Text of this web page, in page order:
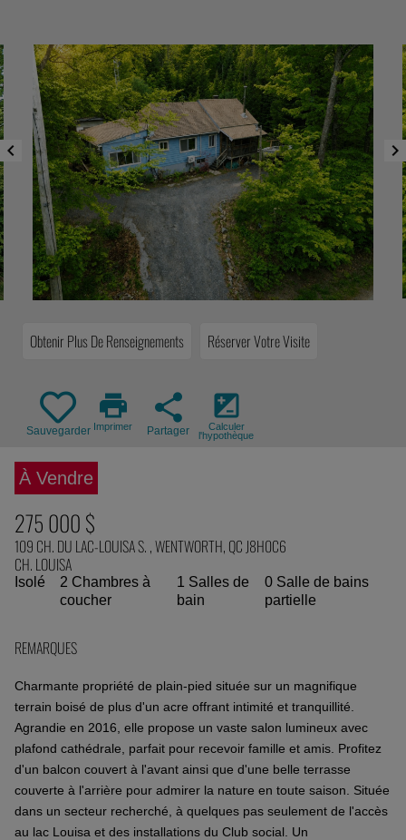
chevron_left chevron_right
Obtenir Plus De Renseignements Réserver Votre Visite
Sauvegarder
print
Imprimer
share
Partager
iso
Calculer
l'hypothèque
À Vendre
275 000 $
109 CH. DU LAC-LOUISA S. , WENTWORTH, QC J8H0C6
CH. LOUISA
Isolé
2 Chambres à
coucher
1 Salles de
bain
0 Salle de bains
partielle
REMARQUES
Charmante propriété de plain-pied située sur un magnifique
terrain boisé de plus d'un acre offrant intimité et tranquillité.
Agrandie en 2016, elle propose un vaste salon lumineux avec
plafond cathédrale, parfait pour recevoir famille et amis. Profitez
d'un balcon couvert à l'avant ainsi que d'une belle terrasse
couverte à l'arrière pour admirer la nature en toute saison. Située
dans un secteur recherché, à quelques pas seulement de l'accès
au lac Louisa et des installations du Club social. Un